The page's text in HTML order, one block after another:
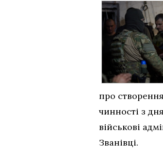
про
чинності з
військові
Званівці.